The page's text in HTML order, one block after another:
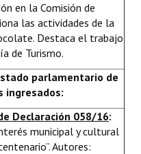
en la Comisión de
las actividades de la
Destaca el trabajo
de Turismo.
parlamentario de
ingresados:
Declaración 058/16:
municipal y cultural
Autores: